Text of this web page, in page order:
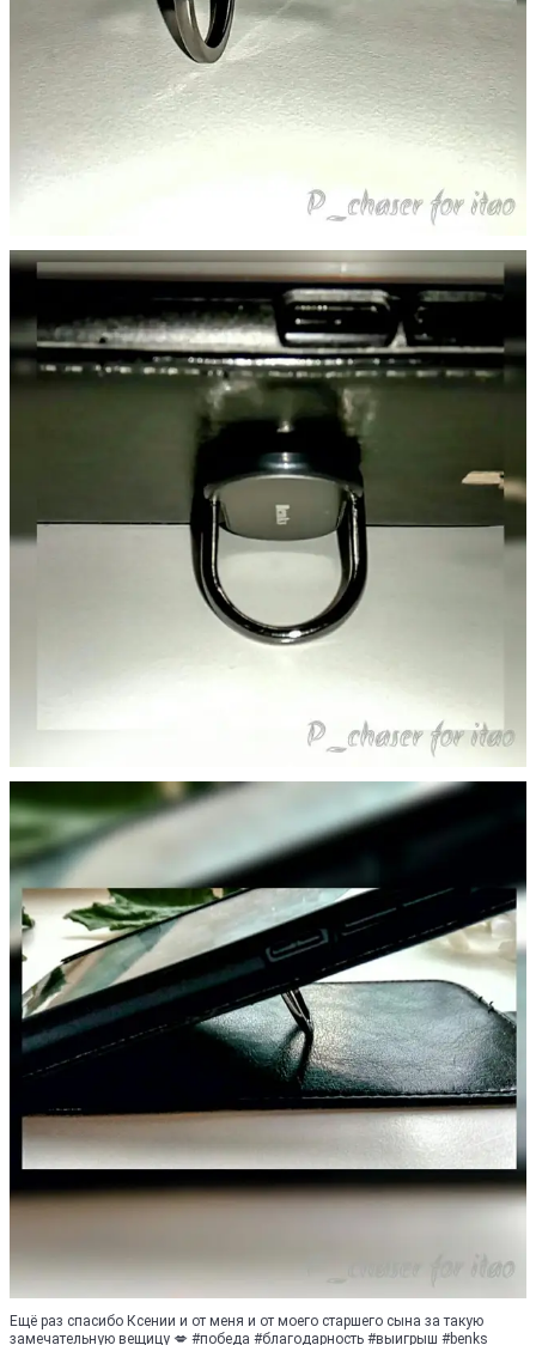
Ещё раз спасибо Ксении и от меня и от моего старшего сына за такую
замечательную вещицу 💋 #победа #благодарность #выигрыш #benks